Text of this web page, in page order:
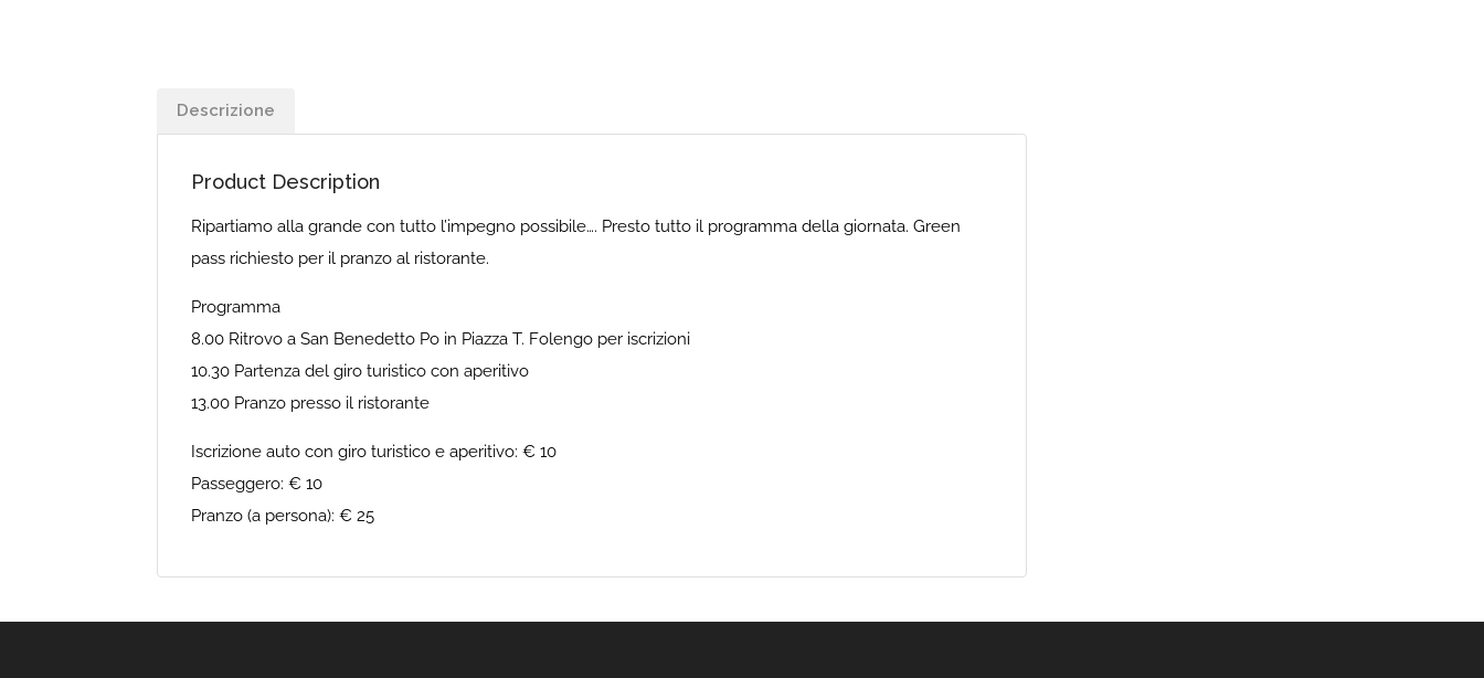
Descrizione
Product Description
Ripartiamo alla grande con tutto l’impegno possibile…. Presto tutto il programma della giornata. Green
pass richiesto per il pranzo al ristorante.
Programma
8.00 Ritrovo a San Benedetto Po in Piazza T. Folengo per iscrizioni
10.30 Partenza del giro turistico con aperitivo
13.00 Pranzo presso il ristorante
Iscrizione auto con giro turistico e aperitivo: € 10
Passeggero: € 10
Pranzo (a persona): € 25